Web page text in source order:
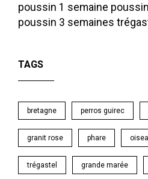
poussin 1 semaine
poussin 3 semaines
TAGS
bretagne perros guirec
granit rose phare
trégastel grande marée